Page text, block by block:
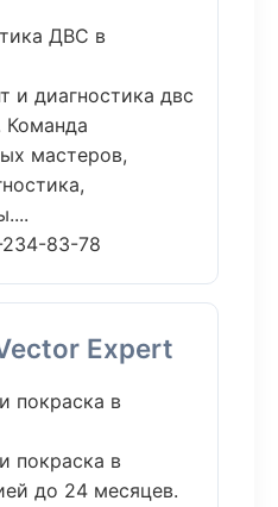
ДВС в
и диагностика двс
мастеров,
83-78
Expert
покраска в
покраска в
до 24 месяцев.